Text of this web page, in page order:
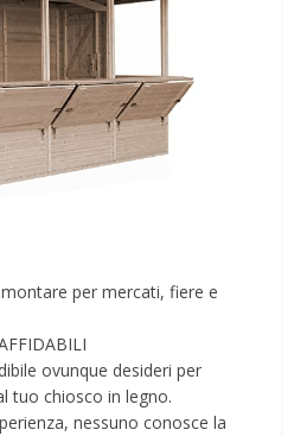
per mercati, fiere e
ovunque desideri per
tuo chiosco in legno.
nessuno conosce la